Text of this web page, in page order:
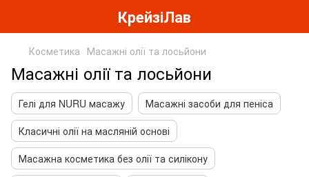
КрейзіЛав
Косметика Масажні олії та лосьйони
Масажні олії та лосьйони
Гелі для NURU масажу
Масажні засоби для пеніса
Класичні олії на масляній основі
Масажна косметика без олії та силікону